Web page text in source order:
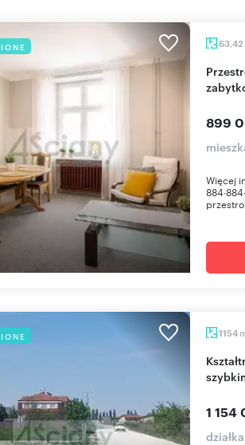
63,42
Przestronne 2-pokojowe mieszkanie w
899
Więcej
1154
Kształtna działka 1154 m² w Zgorzałej z mediami i
1 154